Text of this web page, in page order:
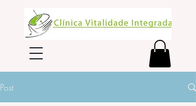
Post